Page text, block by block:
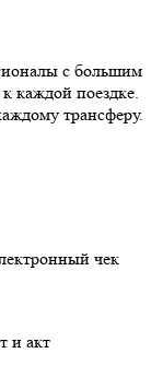
с большим
каждой поездке.
трансферу.
чек
и акт